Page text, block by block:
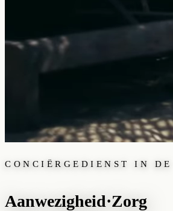
CONCIËRGEDIENST IN DE
Aanwezigheid·Zorg